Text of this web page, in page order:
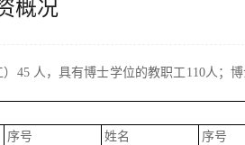
概况
45 人，具有博士学位的教职工110人；
序号 姓名 序号